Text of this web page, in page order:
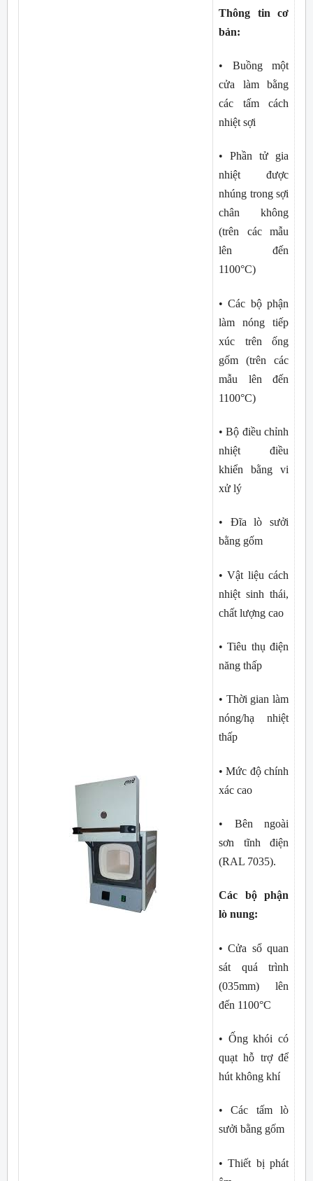
Thông tin cơ
bản:
• Buồng một
cửa làm bằng
các tấm cách
nhiệt sợi
• Phần tử gia
nhiệt được
nhúng trong sợi
chân không
(trên các mẫu
lên đến
1100°C)
• Các bộ phận
làm nóng tiếp
xúc trên ống
gốm (trên các
mẫu lên đến
1100°C)
• Bộ điều chỉnh
nhiệt điều
khiển bằng vi
xử lý
• Đĩa lò sưởi
bằng gốm
• Vật liệu cách
nhiệt sinh thái,
chất lượng cao
• Tiêu thụ điện
năng thấp
• Thời gian làm
nóng/hạ nhiệt
thấp
• Mức độ chính
xác cao
• Bên ngoài
sơn tĩnh điện
(RAL 7035).
Các bộ phận
lò nung:
• Cửa sổ quan
sát quá trình
(035mm) lên
đến 1100°C
• Ống khói có
quạt hỗ trợ để
hút không khí
• Các tấm lò
sưởi bằng gốm
• Thiết bị phát